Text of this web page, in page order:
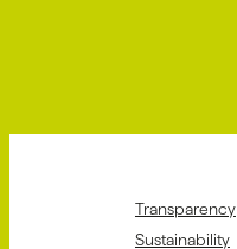
Transparency
Sustainability